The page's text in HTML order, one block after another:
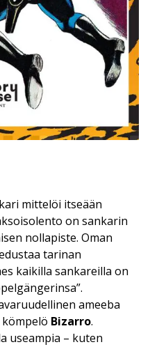
mittelöi itseään
on sankarin
nollapiste. Oman
tarinan
kaikilla sankareilla on
ameeba
kömpelö Bizarro.
useampia – kuten